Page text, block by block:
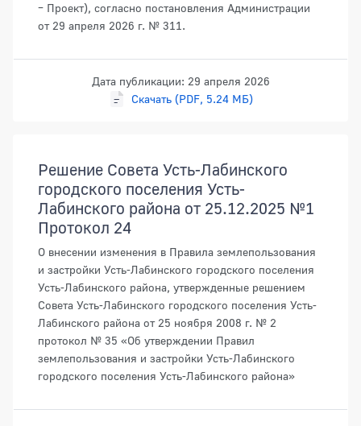
– Проект), согласно постановления Администрации
от 29 апреля 2026 г. № 311.
Дата публикации: 29 апреля 2026
Скачать (PDF, 5.24 МБ)
Решение Совета Усть-Лабинского
городского поселения Усть-
Лабинского района от 25.12.2025 №1
Протокол 24
О внесении изменения в Правила землепользования
и застройки Усть-Лабинского городского поселения
Усть-Лабинского района, утвержденные решением
Совета Усть-Лабинского городского поселения Усть-
Лабинского района от 25 ноября 2008 г. № 2
протокол № 35 «Об утверждении Правил
землепользования и застройки Усть-Лабинского
городского поселения Усть-Лабинского района»